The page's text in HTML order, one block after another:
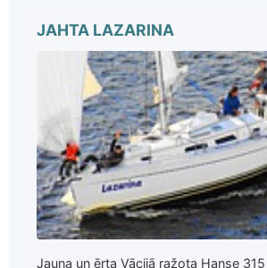
JAHTA LAZARINA
Jauna un ērta Vācijā ražota Hanse